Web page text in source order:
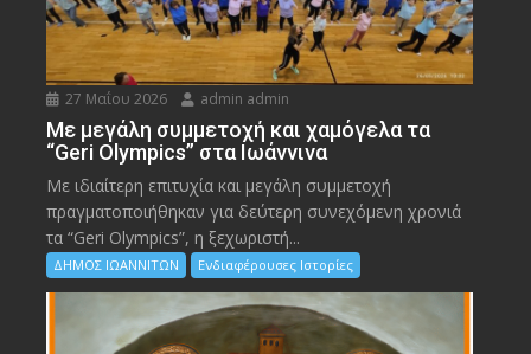
27 Μαΐου 2026 admin admin
Με μεγάλη συμμετοχή και χαμόγελα τα
“Geri Olympics” στα Ιωάννινα
Με ιδιαίτερη επιτυχία και μεγάλη συμμετοχή
πραγματοποιήθηκαν για δεύτερη συνεχόμενη χρονιά
τα “Geri Olympics”, η ξεχωριστή...
ΔΗΜΟΣ ΙΩΑΝΝΙΤΩΝ Ενδιαφέρουσες Ιστορίες